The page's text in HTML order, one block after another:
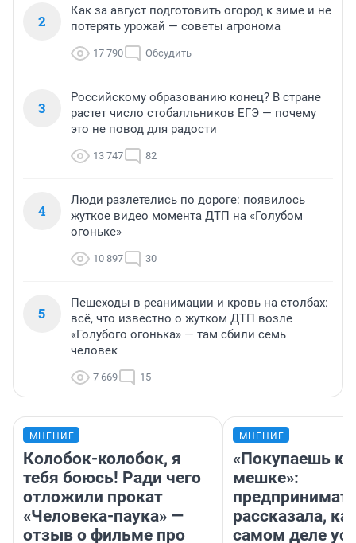
2
Как за август подготовить огород к зиме и не
потерять урожай — советы агронома
17 790 Обсудить
3
Российскому образованию конец? В стране
растет число стобалльников ЕГЭ — почему
это не повод для радости
13 747 82
4
Люди разлетелись по дороге: появилось
жуткое видео момента ДТП на «Голубом
огоньке»
10 897 30
5
Пешеходы в реанимации и кровь на столбах:
всё, что известно о жутком ДТП возле
«Голубого огонька» — там сбили семь
человек
7 669 15
МНЕНИЕ
Колобок-колобок, я
тебя боюсь! Ради чего
отложили прокат
«Человека-паука» —
отзыв о фильме про
МНЕНИЕ
«Покупаешь
мешке»:
рассказала,
самом деле